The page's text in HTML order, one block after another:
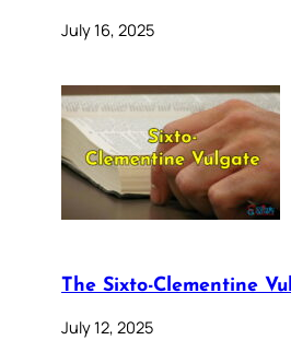
July 16, 2025
The Sixto-Clementine
July 12, 2025